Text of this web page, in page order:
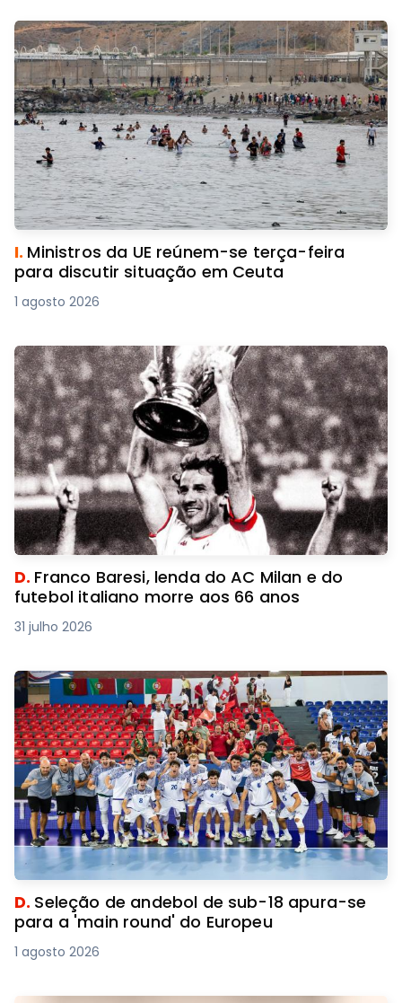
I. Ministros da UE reúnem-se terça-feira
para discutir situação em Ceuta
1 agosto 2026
D. Franco Baresi, lenda do AC Milan e do
futebol italiano morre aos 66 anos
31 julho 2026
D. Seleção de andebol de sub-18 apura-se
para a 'main round' do Europeu
1 agosto 2026